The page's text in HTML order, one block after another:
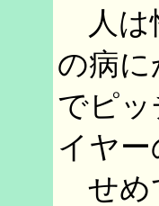
人は
の病
でピ
イヤ
せめ